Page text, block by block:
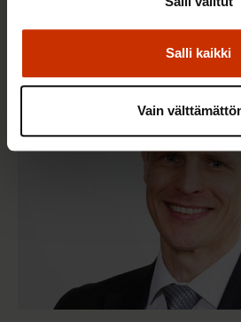
Salli kaikki
Vain
TALOUS JA ELINKEINOELÄMÄ